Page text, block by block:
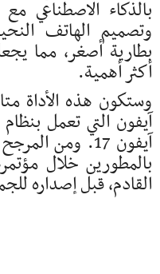
وتصميم الهاتف
بطارية أصغر، مما
أكثر أهمية.
وستكون هذه الأداة
آيفون 17. ومن
بالمطورين خلال
القادم، قبل إصداره